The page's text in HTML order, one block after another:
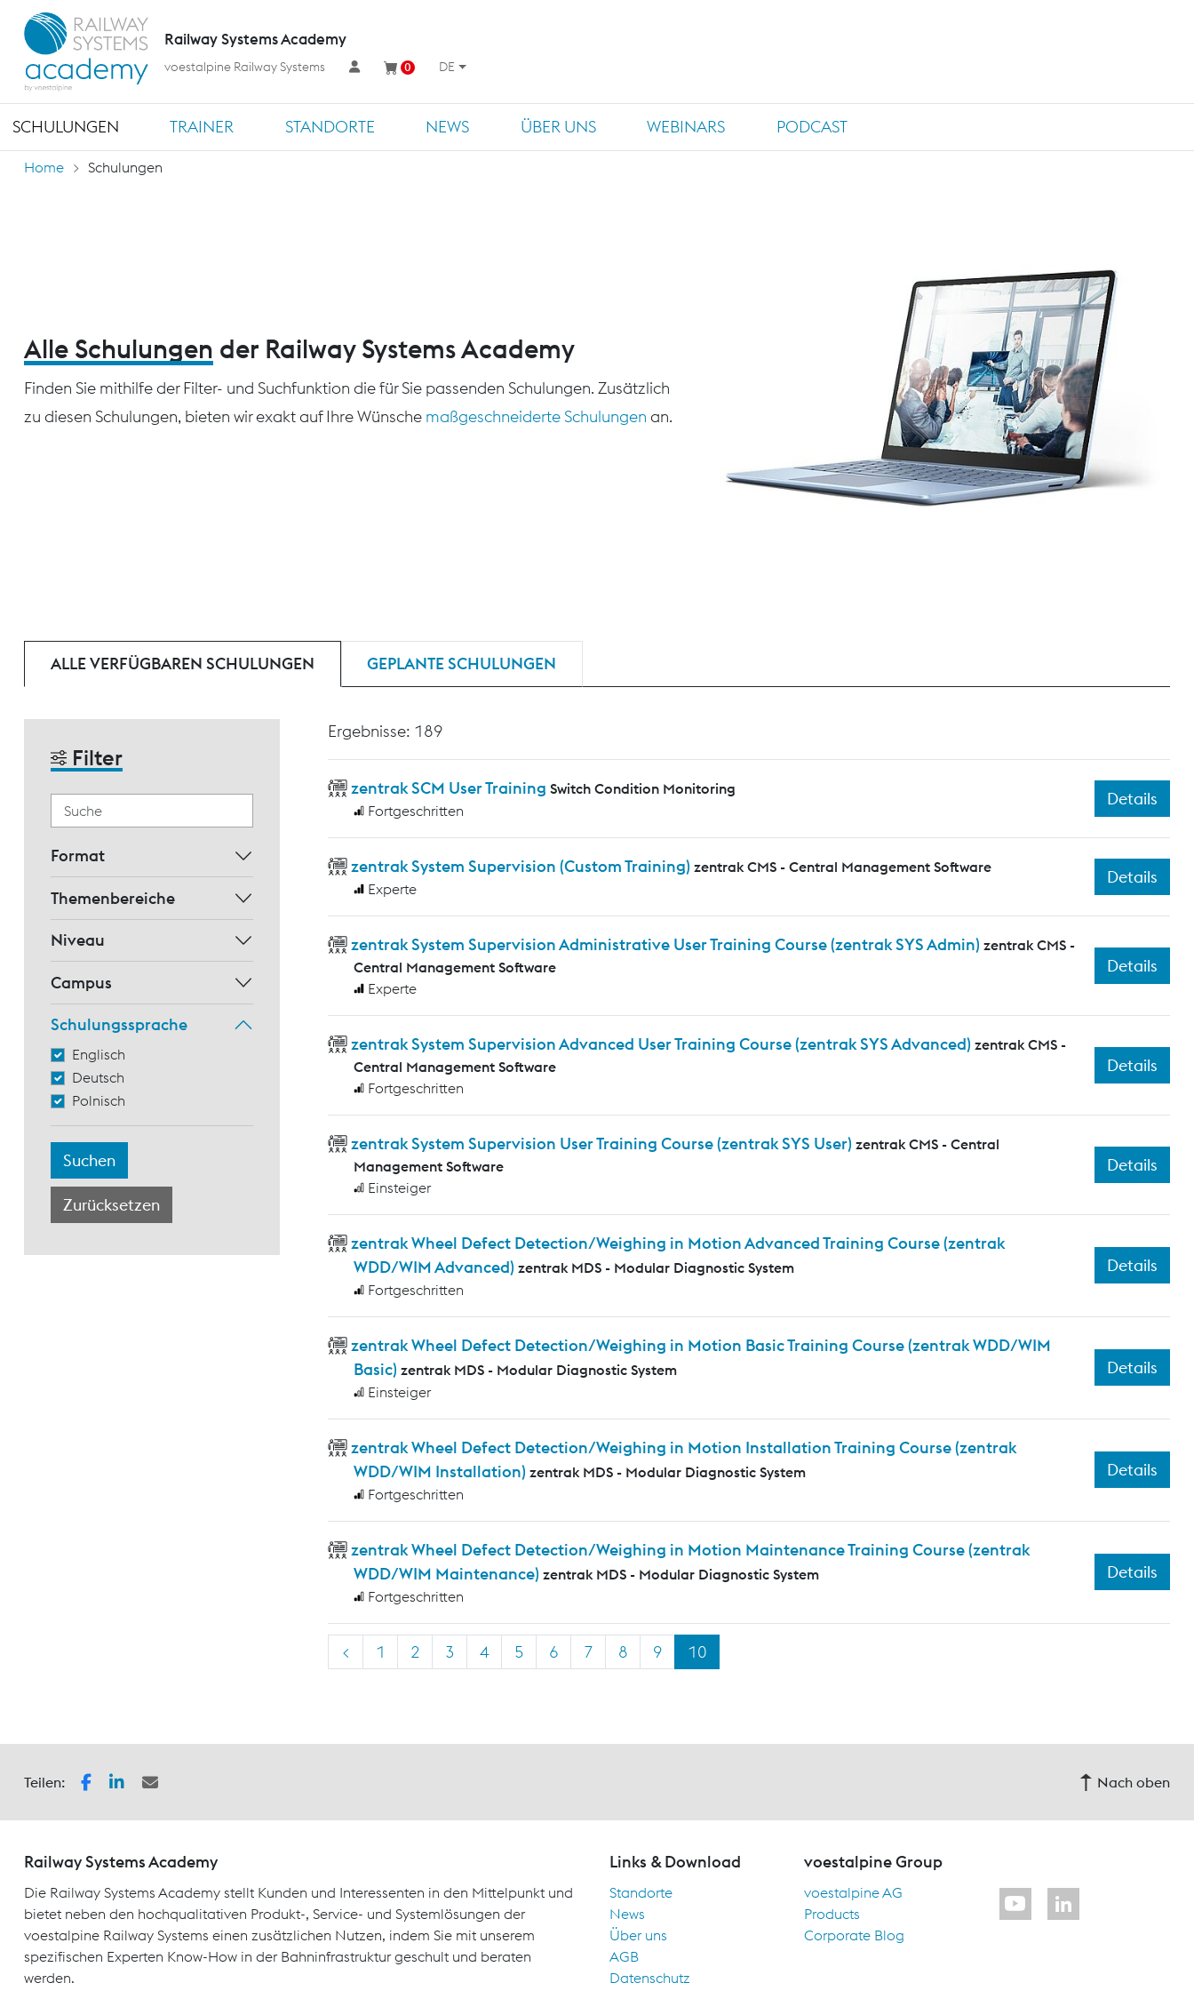
SCHULUNGEN TRAINER STANDORTE NEWS ÜBER UNS WEBINARS PODCAST
Railway Systems Academy
voestalpine Railway Systems 0 DE
Home Schulungen
Alle Schulungen der Railway Systems Academy
Finden Sie mithilfe der Filter- und Suchfunktion die für Sie passenden Schulungen. Zusätzlich
zu diesen Schulungen, bieten wir exakt auf Ihre Wünsche maßgeschneiderte Schulungen an.
ALLE VERFÜGBAREN SCHULUNGEN GEPLANTE SCHULUNGEN
Filter
Format
Themenbereiche
Niveau
Campus
Schulungssprache
Englisch
Deutsch
Polnisch
Ergebnisse: 189
zentrak SCM User Training Switch Condition Monitoring
Fortgeschritten
Details
zentrak System Supervision (Custom Training) zentrak CMS - Central Management Software
Experte
Details
zentrak System Supervision Administrative User Training Course (zentrak SYS Admin) zentrak CMS -
Central Management Software
Experte
Details
zentrak System Supervision Advanced User Training Course (zentrak SYS Advanced) zentrak CMS -
Central Management Software
Fortgeschritten
Details
zentrak System Supervision User Training Course (zentrak SYS User) zentrak CMS - Central
Management Software
Einsteiger
Details
zentrak Wheel Defect Detection/Weighing in Motion Advanced Training Course (zentrak
WDD/WIM Advanced) zentrak MDS - Modular Diagnostic System
Fortgeschritten
Details
zentrak Wheel Defect Detection/Weighing in Motion Basic Training Course (zentrak WDD/WIM
Basic) zentrak MDS - Modular Diagnostic System
Einsteiger
Details
zentrak Wheel Defect Detection/Weighing in Motion Installation Training Course (zentrak
WDD/WIM Installation) zentrak MDS - Modular Diagnostic System
Fortgeschritten
Details
zentrak Wheel Defect Detection/Weighing in Motion Maintenance Training Course (zentrak
WDD/WIM Maintenance) zentrak MDS - Modular Diagnostic System
Fortgeschritten
Details
< 1 2 3 4 5 6 7 8 9 10
Teilen: Nach oben
Railway Systems Academy
Die Railway Systems Academy stellt Kunden und Interessenten in den Mittelpunkt und
bietet neben den hochqualitativen Produkt-, Service- und Systemlösungen der
voestalpine Railway Systems einen zusätzlichen Nutzen, indem Sie mit unserem
spezifischen Experten Know-How in der Bahninfrastruktur geschult und beraten
werden.
Links & Download
Standorte
News
Über uns
AGB
Datenschutz
voestalpine Group
voestalpine AG
Products
Corporate Blog